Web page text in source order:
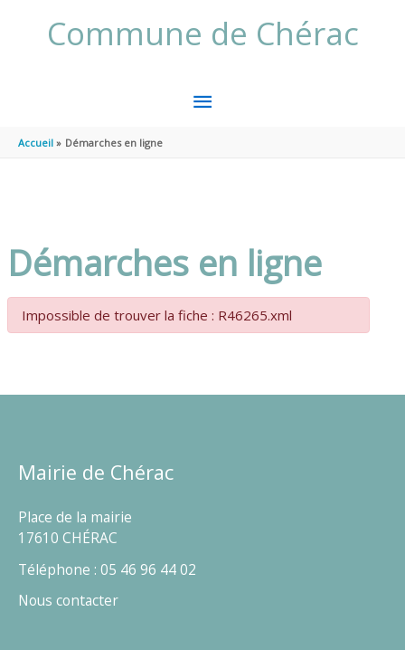
Commune de Chérac
MENU
Accueil Démarches en ligne
Démarches en ligne
Impossible de trouver la fiche : R46265.xml
Mairie de Chérac
Place de la mairie
17610 CHÉRAC
Téléphone : 05 46 96 44 02
Nous contacter